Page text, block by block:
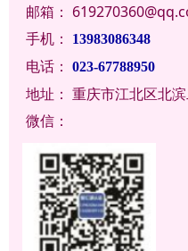
邮箱：
手机：
13983086348
电话： 023-67788950
地址： 重庆市江北区北
微信：